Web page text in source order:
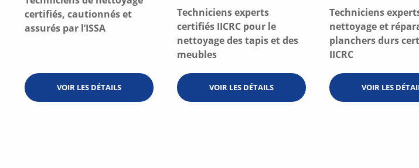
certifiés, cautionnés et
assurés par l’ISSA
VOIR LES DÉTAILS
Techniciens experts
certifiés IICRC pour le
nettoyage des tapis et des
meubles
VOIR LES DÉTAILS
Techniciens
nettoyage et
planchers durs
IICRC
VOIR LES